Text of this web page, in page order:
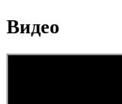
Видео